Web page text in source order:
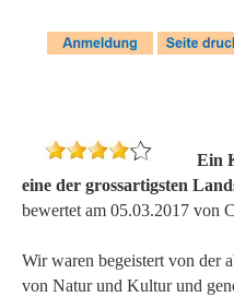
Ein
eine der grossartigsten
bewertet am 05.03.2017 von
Wir waren begeistert von der
von Natur und Kultur und